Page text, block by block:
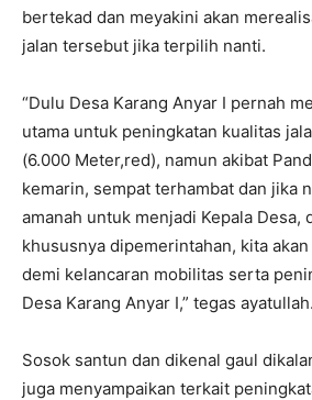
bertekad dan meyakini akan
jalan tersebut jika terpilih nanti.
“Dulu Desa Karang Anyar I pernah
utama untuk peningkatan kualitas
(6.000 Meter,red), namun akibat
kemarin, sempat terhambat dan jika
amanah untuk menjadi Kepala Desa,
khususnya dipemerintahan, kita
demi kelancaran mobilitas serta
Desa Karang Anyar I,” tegas ayatullah.
Sosok santun dan dikenal gaul
juga menyampaikan terkait